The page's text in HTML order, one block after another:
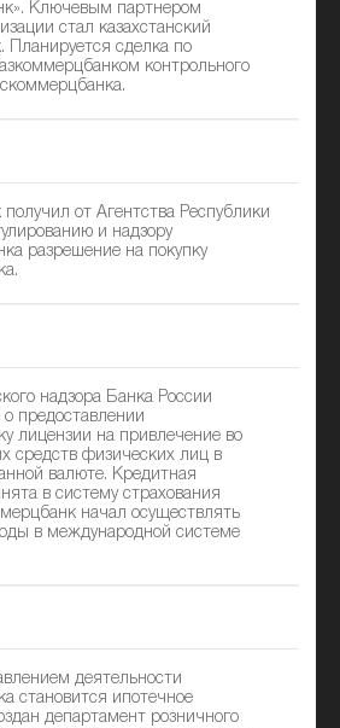
Ключевым партнером
стал казахстанский
Планируется сделка по
контрольного
от Агентства Республики
и надзору
разрешение на покупку
надзора Банка России
предоставлении
лицензии на привлечение во
средств физических лиц в
валюте. Кредитная
в систему страхования
начал осуществлять
в международной системе
деятельности
становится ипотечное
департамент розничного